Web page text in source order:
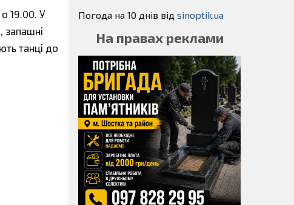
о 19.00. У
запашні
танці до
Погода на 10 днів від sinoptik.ua
На правах реклами